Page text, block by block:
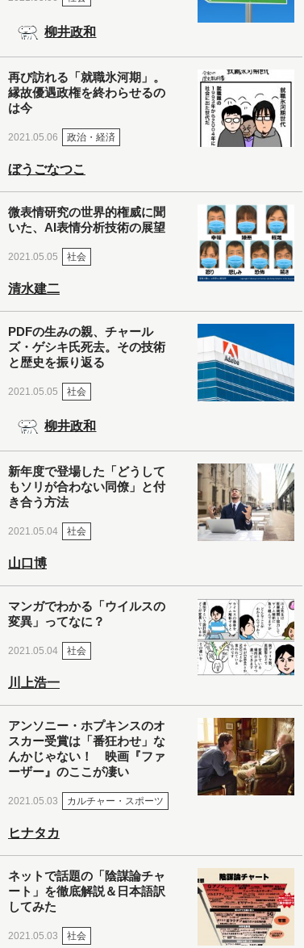
柳井政和
再び訪れる「就職氷河期」。
縁故優遇政権を終わらせるの
は今
2021.05.06 政治・経済
ぼうごなつこ
微表情研究の世界的権威に聞
いた、AI表情分析技術の展望
2021.05.05 社会
清水建二
PDFの生みの親、チャール
ズ・ゲシキ氏死去。その技術
と歴史を振り返る
2021.05.05 社会
柳井政和
新年度で登場した「どうして
もソリが合わない同僚」と付
き合う方法
2021.05.04 社会
山口博
マンガでわかる「ウイルスの
変異」ってなに？
2021.05.04 社会
川上浩一
アンソニー・ホプキンスのオ
スカー受賞は「番狂わせ」な
んかじゃない！ 映画『ファ
ーザー』のここが凄い
2021.05.03 カルチャー・スポーツ
ヒナタカ
ネットで話題の「陰謀論チャ
ート」を徹底解説＆日本語訳
してみた
2021.05.03 社会